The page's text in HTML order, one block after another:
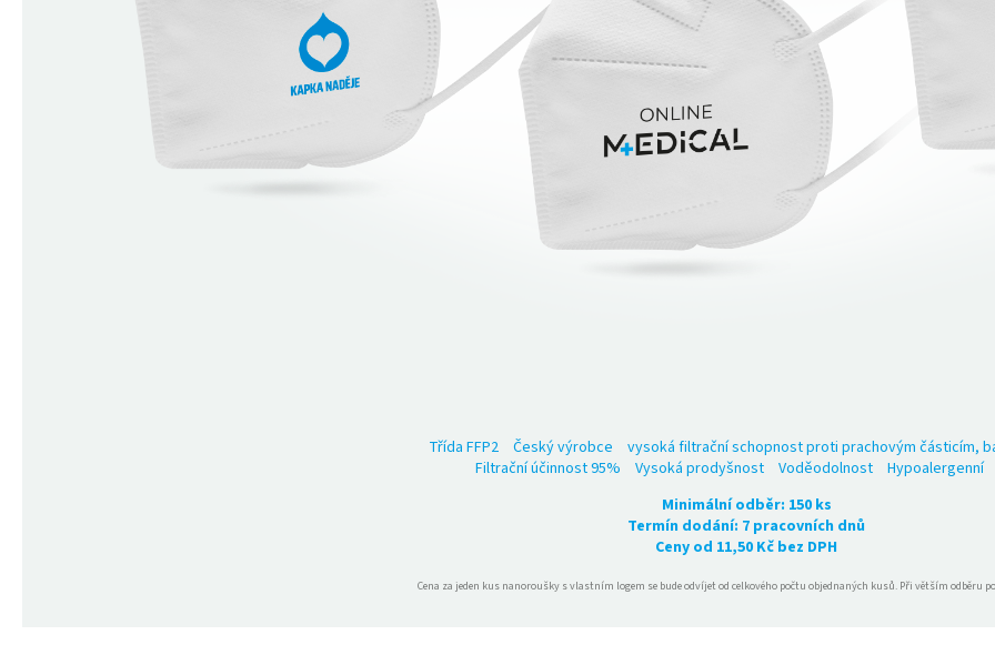
Třída FFP2 Český výrobce
vysoká filtrační schopnost proti prachovým částicím,
Filtrační účinnost 95%
Vysoká prodyšnost Voděodolnost
Hypoalergenní
Minimální odběr: 150 ks
Termín dodání: 7 pracovních dnů
Ceny od 11,50 Kč bez DPH
Cena za jeden kus nanoroušky s vlastním logem se bude odvíjet od celkového počtu objednaných kusů. Při větším odběru